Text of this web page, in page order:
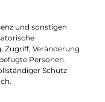
und sonstigen
Zugriff, Veränderung
Personen.
Schutz